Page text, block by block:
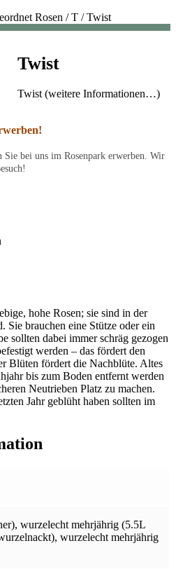
Rosen /T /Twist
Twist
Twist (weitere Informationen…)
Sie bei uns im Rosenpark erwerben. Wir
hohe Rosen; sie sind in der
Sie brauchen eine Stütze oder ein
sollten dabei immer schräg gezogen
werden – das fördert den
Blüten fördert die Nachblüte. Altes
bis zum Boden entfernt werden
Neutrieben Platz zu machen.
Jahr geblüht haben sollten im
, wurzelecht mehrjährig (5.5L
, wurzelecht mehrjährig